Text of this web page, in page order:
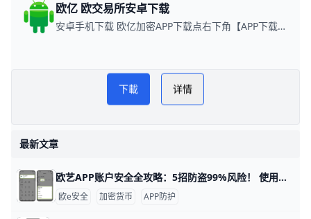
欧亿 欧交易所安卓下载
安卓手机下载 欧亿加密APP下载点右下角【APP下载】联系客服 每日更新可用链接
易配区币圈网PLAY NOW
欧亿买币教程
下載 详情
最新文章
欧艺APP账户安全全攻略：5招防盗99%风险！ 使用欧艺APP时，账户安全非常重要。欧艺APP（也叫OK交易所鸥易）是热门的加密货币交易平台，每天有数百万用户登录交易。根据官方数据，开启安全设置的用户，账户被盗风险可降低90%以上。 比如，如果你忘记设置双重验证，坏人可能用猜到的密码直接登录，但设置后他们就进不去了。​
欧e安全 加密货币 APP防护